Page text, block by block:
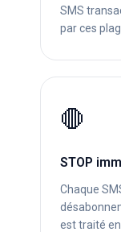
SMS
par ces
🛑
STOP
Chaque
est traité